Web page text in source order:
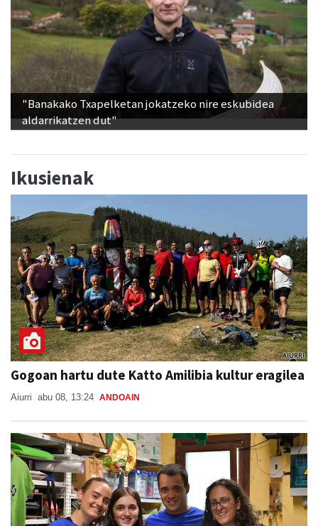
"Banakako Txapelketan jokatzeko nire eskubidea
aldarrikatzen dut"
Ikusienak
Gogoan hartu dute Katto Amilibia kultur eragilea
Aiurri abu 08, 13:24 ANDOAIN